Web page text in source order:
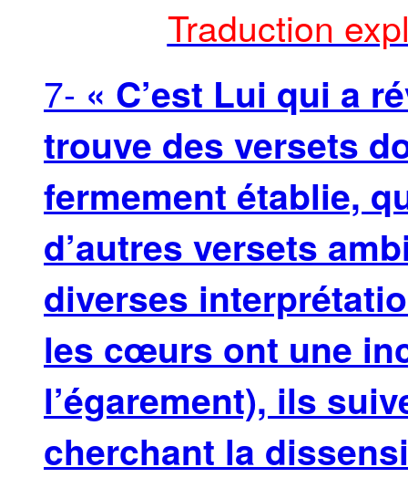
Traduction
7- « C’est Lui qui a
trouve des versets
fermement établie,
d’autres versets
diverses
les cœurs ont une
l’égarement), ils
cherchant la